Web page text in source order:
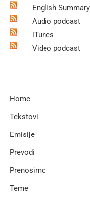
English Summary
Audio podcast
iTunes
Video podcast
Home
Tekstovi
Emisije
Prevodi
Prenosimo
Teme